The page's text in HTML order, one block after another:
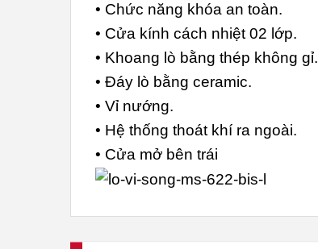
• Chức năng khóa an toàn.
• Cửa kính cách nhiệt 02 lớp.
• Khoang lò bằng thép không gỉ.
• Đáy lò bằng ceramic.
• Vỉ nướng.
• Hệ thống thoát khí ra ngoài.
• Cửa mở bên trái